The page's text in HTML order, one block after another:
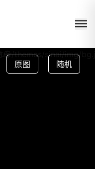
themes/sinai/img/
原图 随机